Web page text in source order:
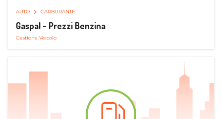
AUTO CARBURANTE
Gaspal - Prezzi Benzina
Gestione Veicolo